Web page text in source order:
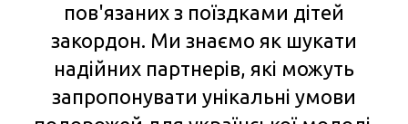
пов'язаних з поїздками дітей
закордон. Ми знаємо як шукати
надійних партнерів, які можуть
запропонувати унікальні умови